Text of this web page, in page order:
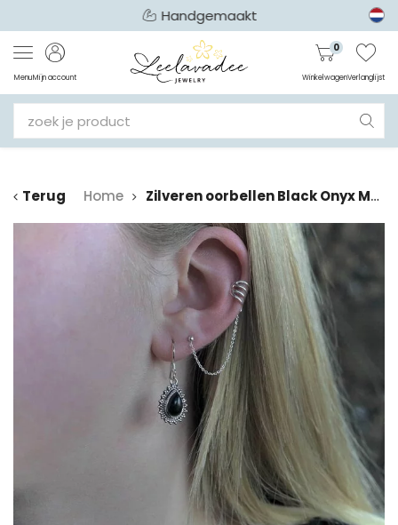
Handgemaakt
MenuMijn account
0
WinkelwagenVerlanglijst
Terug Home Zilveren oorbellen Black Onyx Mahala